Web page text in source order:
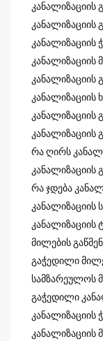
კანალიზაციის
კანალიზაციის
კანალიზაციის
კანალიზაციის
კანალიზაციის
კანალიზაციის
კანალიზაციის
კანალიზაციის
რა ღირს
კანალიზაციის
რა ჯდება
კანალიზაციის
მილების
გაჭედილი
სამზარეულოს
გაჭედილი
კანალიზაციის
კანალიზაციის